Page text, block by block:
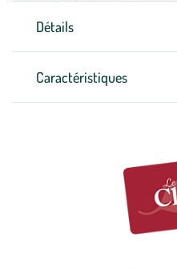
Détails
Caractéristiques